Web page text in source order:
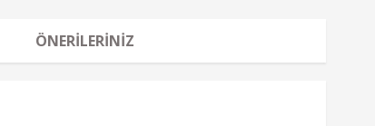
ÖNERILERINIZ